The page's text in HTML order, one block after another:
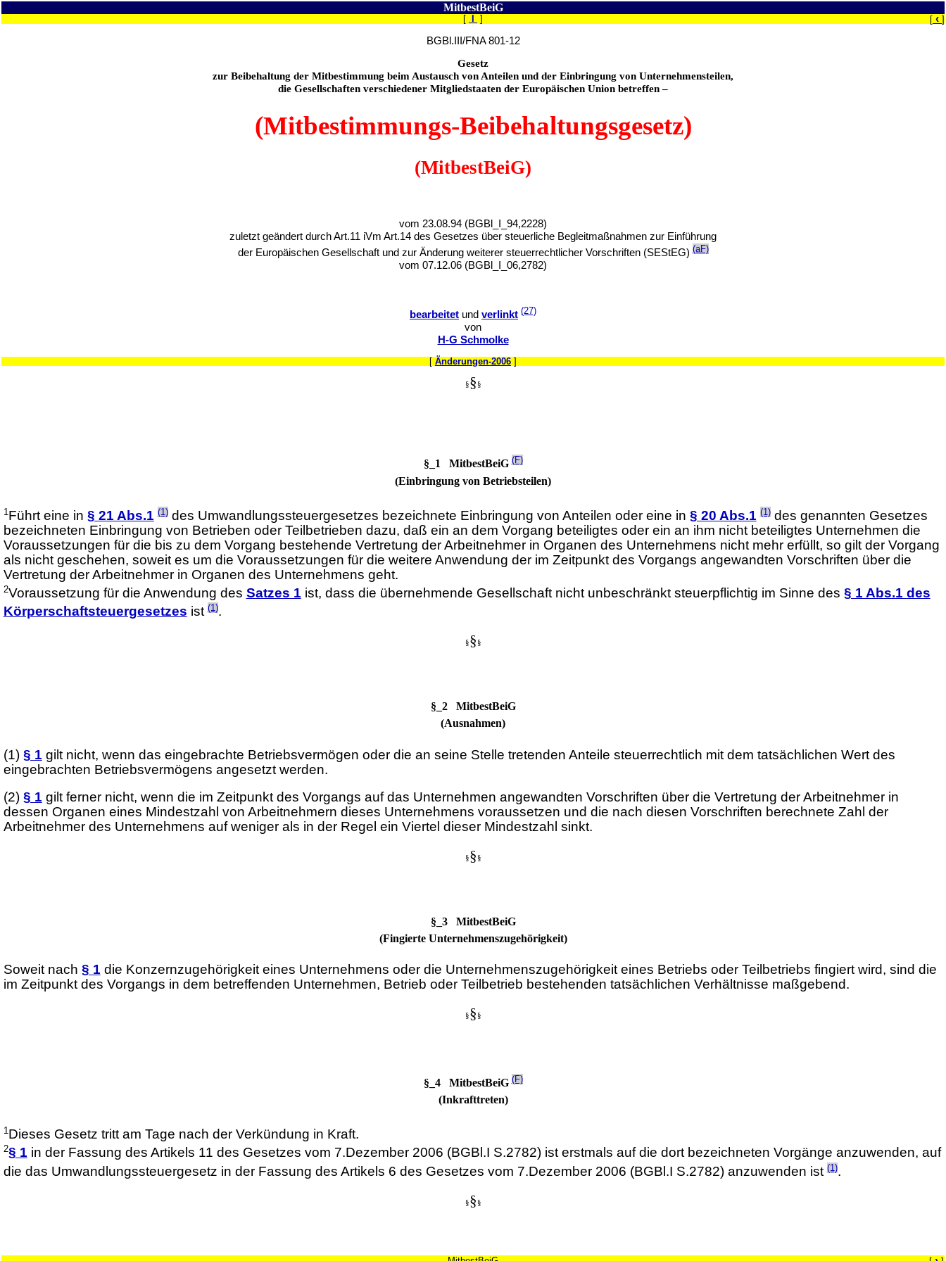
MitbestBeiG
[ ] [ ‹ ]
BGBl.III/FNA 801-12
Gesetz
zur Beibehaltung der Mitbestimmung beim Austausch von Anteilen und der Einbringung von Unternehmensteilen,
die Gesellschaften verschiedener Mitgliedstaaten der Europäischen Union betreffen –
(Mitbestimmungs-Beibehaltungsgesetz)
(MitbestBeiG)
vom 23.08.94 (BGBl_I_94,2228)
zuletzt geändert durch Art.11 iVm Art.14 des Gesetzes über steuerliche Begleitmaßnahmen zur Einführung
der Europäischen Gesellschaft und zur Änderung weiterer steuerrechtlicher Vorschriften (SEStEG)(aF)
vom 07.12.06 (BGBl_I_06,2782)
bearbeitet und verlinkt (27)
von
H-G Schmolke
[ Änderungen-2006 ]
§§ §
§_1 MitbestBeiG(F)
(Einbringung von Betriebsteilen)
1Führt eine in § 21 Abs.1 (1)des Umwandlungssteuergesetzes bezeichnete Einbringung von Anteilen oder eine in § 20 Abs.1 (1)des genannten Gesetzes
bezeichneten Einbringung von Betrieben oder Teilbetrieben dazu, daß ein an dem Vorgang beteiligtes oder ein an ihm nicht beteiligtes Unternehmen die
Voraussetzungen für die bis zu dem Vorgang bestehende Vertretung der Arbeitnehmer in Organen des Unternehmens nicht mehr erfüllt, so gilt der Vorgang
als nicht geschehen, soweit es um die Voraussetzungen für die weitere Anwendung der im Zeitpunkt des Vorgangs angewandten Vorschriften über die
Vertretung der Arbeitnehmer in Organen des Unternehmens geht.
2Voraussetzung für die Anwendung des Satzes 1 ist, dass die übernehmende Gesellschaft nicht unbeschränkt steuerpflichtig im Sinne des § 1 Abs.1 des
Körperschaftsteuergesetzes ist(1).
§§ §
§_2 MitbestBeiG
(Ausnahmen)
(1) § 1 gilt nicht, wenn das eingebrachte Betriebsvermögen oder die an seine Stelle tretenden Anteile steuerrechtlich mit dem tatsächlichen Wert des
eingebrachten Betriebsvermögens angesetzt werden.
(2) § 1 gilt ferner nicht, wenn die im Zeitpunkt des Vorgangs auf das Unternehmen angewandten Vorschriften über die Vertretung der Arbeitnehmer in
dessen Organen eines Mindestzahl von Arbeitnehmern dieses Unternehmens voraussetzen und die nach diesen Vorschriften berechnete Zahl der
Arbeitnehmer des Unternehmens auf weniger als in der Regel ein Viertel dieser Mindestzahl sinkt.
§§ §
§_3 MitbestBeiG
(Fingierte Unternehmenszugehörigkeit)
Soweit nach § 1 die Konzernzugehörigkeit eines Unternehmens oder die Unternehmenszugehörigkeit eines Betriebs oder Teilbetriebs fingiert wird, sind die
im Zeitpunkt des Vorgangs in dem betreffenden Unternehmen, Betrieb oder Teilbetrieb bestehenden tatsächlichen Verhältnisse maßgebend.
§§ §
§_4 MitbestBeiG(F)
(Inkrafttreten)
1Dieses Gesetz tritt am Tage nach der Verkündung in Kraft.
2§ 1 in der Fassung des Artikels 11 des Gesetzes vom 7.Dezember 2006 (BGBl.I S.2782) ist erstmals auf die dort bezeichneten Vorgänge anzuwenden, auf
die das Umwandlungssteuergesetz in der Fassung des Artikels 6 des Gesetzes vom 7.Dezember 2006 (BGBl.I S.2782) anzuwenden ist(1).
§§ §